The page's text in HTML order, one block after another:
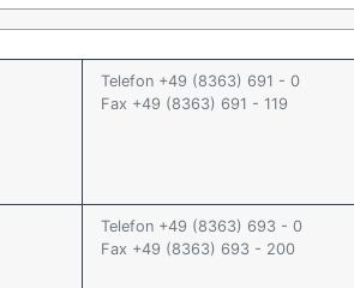
Telefon +49 (8363) 691 - 0
Fax +49 (8363) 691 - 119
Telefon +49 (8363) 693 - 0
Fax +49 (8363) 693 - 200